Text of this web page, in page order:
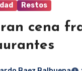
Restos
cena